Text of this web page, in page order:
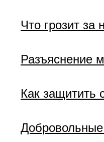
Что грозит за
Разъяснение
Как защитить